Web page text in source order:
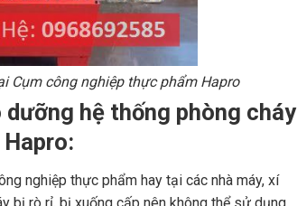
Cụm công nghiệp thực phẩm Hapro
hệ thống phòng cháy
nghiệp thực phẩm hay tại các nhà máy, xí